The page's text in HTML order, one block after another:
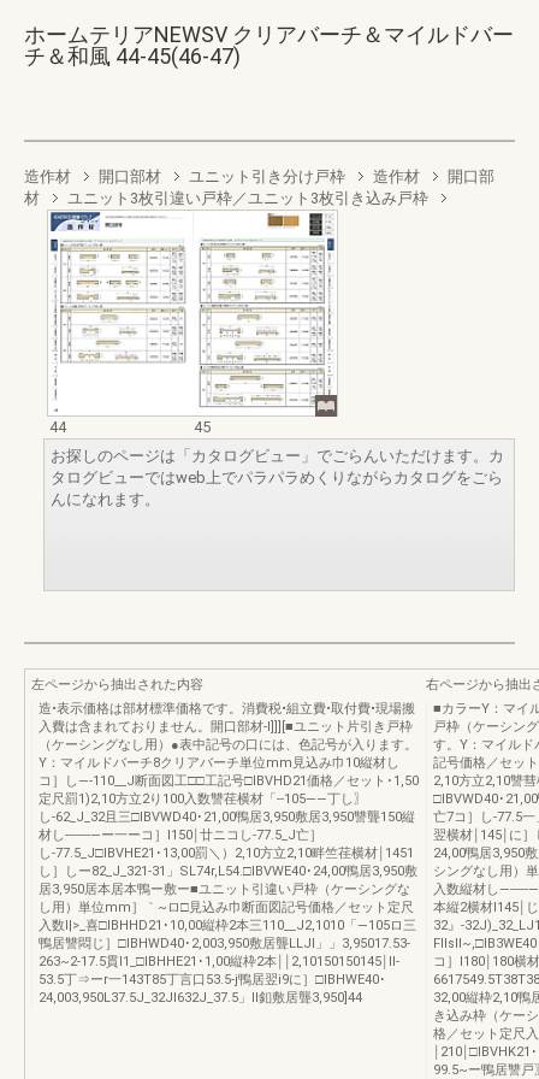
ホームテリアNEWSV クリアバーチ＆マイルドバー
チ＆和風 44-45(46-47)
造作材 開口部材 ユニット引き分け戸枠 造作材
開口部
材
ユニット3枚引違い戸枠／ユニット3枚引き込み戸枠
44
45
お探しのページは「カタログビュー」でごらんいただけます。カ
タログビューではweb上でパラパラめくりながらカタログをごら
んになれます。
左ページから抽出された内容
造•表示価格は部材標準価格です。消費税•組立費•取付費•現場搬
入費は含まれておりません。開口部材-I]]][■ユニット片引き戸枠
（ケーシングなし用）●表中記号の口には、色記号が入ります。
Y：マイルドバーチ8クリアバーチ単位mm見込み巾10縦材し
コ］し—-110__J断面図工□□工記号□IBVHD21価格／セット･1,50
定尺罰1)2,10方立2り100入数讐荏横材「--105――丁し〗
し-62_J_32且三□IBVWD40･21,00鴨居3,950敷居3,950讐聾150縦
材し-------—ー一ーコ］l150￨廿ニコし-77.5_J亡］
し-77.5_J□IBVHE21･13,00罰＼）2,10方立2,10畔竺荏横材￨1451
し］しー82_J_321-31」SL74r,L54.□IBVWE40･24,00鴨居3,950敷
居3,950居本居本鴨ー敷ー■ユニット引違い戸枠（ケーシングな
し用）単位mm］｀~ロ□見込み巾断面図記号価格／セット定尺
入数l|>_喜□IBHHD21･10,00縦枠2本三110__J2,1010「―105ロ三
鴨居讐悶じ］□IBHWD40･2,003,950敷居聾LLJl」」3,95017.53-
263~2-17.5貫I1_□IBHHE21･1,00縦枠2本￨￨2,10150150145￨II-
53.5丁⇒ーr一143T85丁言口53.5-j鴨居翌i9に］□IBHWE40･
24,003,950L37.5J_32Jl632J_37.5」II釦敷居聾3,950]44
右ページから抽出
■カラーY：マイ
戸枠（ケーシン
す。Y：マイル
記号価格／セッ
2,10方立2,10讐
□IBVWD40･
亡7コ］し-77.5
翌横材￨145￨に］
24,00鴨居3,950
シングなし用）
入数縦材し—-----
本縦2横材I145￨
32』-
コ］I180￨180横
32,00縦枠2,10鴨
き込み枠（ケー
格／セット定尺
￨210￨
99.5~ー鴨居讐戸